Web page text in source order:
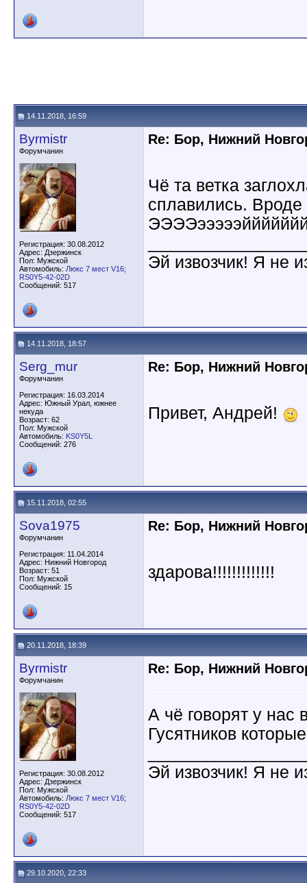
14.11.2018, 16:59
Byrmistr
Форумчанин
Регистрация: 30.08.2012
Адрес: Дзержинск
Пол: Мужской
Автомобиль: Люкс 7 мест V16;
RS0Y5-42-02D
Сообщений: 517
Re: Бор, Нижний
Чё та ветка
сплавились.
Эй извозчик! Я не
14.11.2018, 18:57
Serg_mur
Форумчанин
Регистрация: 16.03.2014
Адрес: Южный Урал, южнее
некуда
Возраст: 62
Пол: Мужской
Автомобиль: KS0Y5L
Сообщений: 276
Re: Бор, Нижний
Привет, Андрей!
15.11.2018, 02:55
Sova1975
Форумчанин
Регистрация: 11.04.2014
Адрес: Нижний Новгород
Возраст: 51
Пол: Мужской
Сообщений: 15
Re: Бор, Нижний
здарова!!!!!!!!!!!!!
20.11.2018, 18:39
Byrmistr
Форумчанин
Регистрация: 30.08.2012
Адрес: Дзержинск
Пол: Мужской
Автомобиль: Люкс 7 мест V16;
RS0Y5-42-02D
Сообщений: 517
Re: Бор, Нижний
А чё говорят у
Гусятников
Эй извозчик! Я не
29.10.2020, 22:33